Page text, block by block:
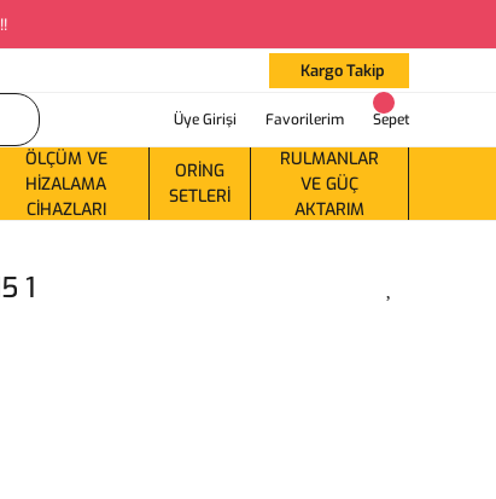
Kargo Takip
Üye Girişi Favorilerim Sepet
ÖLÇÜM VE
HIZALAMA
CIHAZLARI
ORING
SETLERI
RULMANLAR
VE GÜÇ
AKTARIM
1